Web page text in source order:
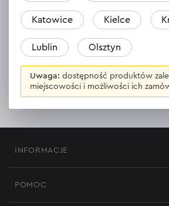
Wygodna płatność
INFORMACJE
POMOC
Katowice Kielce
Lublin Olsztyn
Uwaga: dostępność produktów
miejscowości i możliwości ich